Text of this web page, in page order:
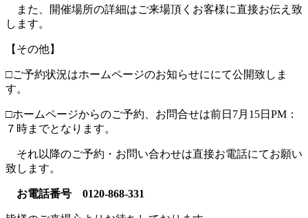
また、開催場所の詳細はご来場頂くお客様に直接お伝え致
します。
【その他】
□ご予約状況はホームページのお知らせににて公開致しま
す。
□ホームページからのご予約、お問合せは前日7月15日PM：
７時までとなります。
それ以降のご予約・お問い合わせは直接お電話にてお願い
致します。
お電話番号 0120-868-331